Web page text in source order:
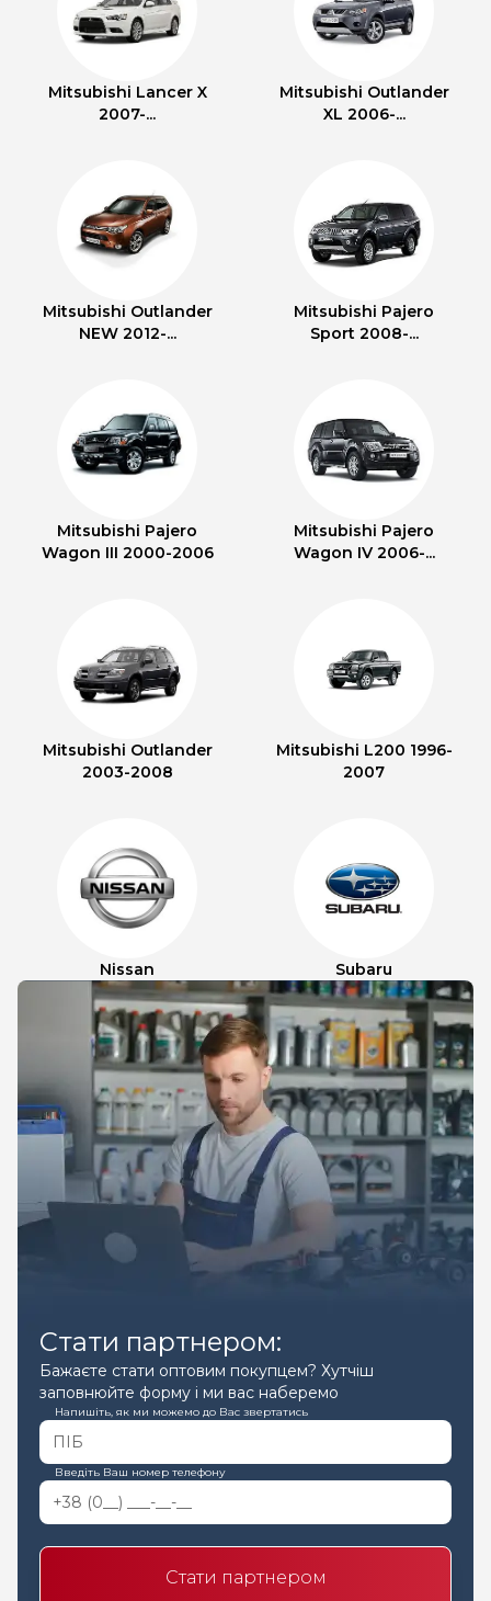
Mitsubishi Lancer X
2007-...
Mitsubishi Outlander
XL 2006-...
Mitsubishi Outlander
NEW 2012-...
Mitsubishi Pajero
Sport 2008-...
Mitsubishi Pajero
Wagon III 2000-2006
Mitsubishi Pajero
Wagon IV 2006-...
Mitsubishi Outlander
2003-2008
Mitsubishi L200 1996-
2007
Nissan Subaru
Стати партнером:
Бажаєте стати оптовим покупцем? Хутчіш
заповнюйте форму і ми вас наберемо
Напишіть, як ми можемо до Вас звертатись
Введіть Ваш номер телефону
Стати партнером